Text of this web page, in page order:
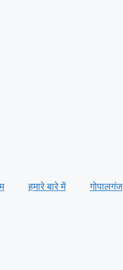
हमारे बारे में गोपालगंज